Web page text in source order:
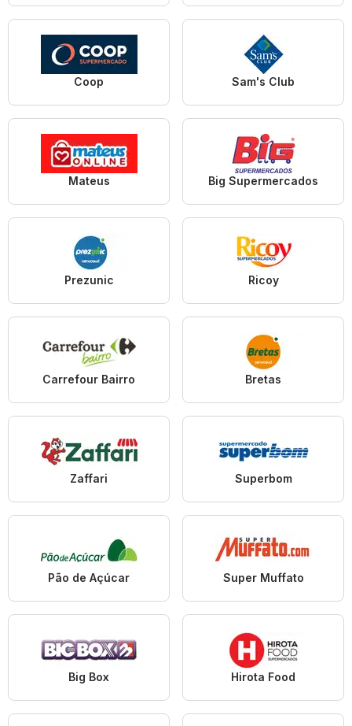
Coop Sam's Club
Mateus Big Supermercados
Prezunic Ricoy
Carrefour Bairro Bretas
Zaffari Superbom
Pão de Açúcar Super Muffato
Big Box Hirota Food